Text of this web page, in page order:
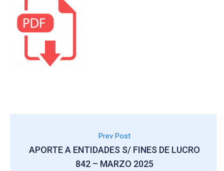
Prev Post
APORTE A ENTIDADES S/ FINES DE LUCRO
842 – MARZO 2025